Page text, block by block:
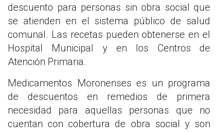
descuento para personas sin obra social que
se atienden en el sistema público de salud
comunal. Las recetas pueden obtenerse en el
Hospital Municipal y en los Centros de
Atención Primaria.
Medicamentos Moronenses es un programa
de descuentos en remedios de primera
necesidad para aquellas personas que no
cuentan con cobertura de obra social y son